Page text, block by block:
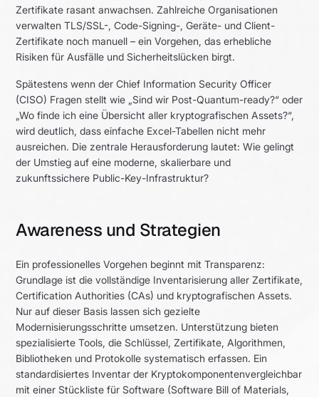
Zertifikate rasant anwachsen. Zahlreiche Organisationen
verwalten TLS/SSL-, Code-Signing-, Geräte- und Client-
Zertifikate noch manuell – ein Vorgehen, das erhebliche
Risiken für Ausfälle und Sicherheitslücken birgt.
Spätestens wenn der Chief Information Security Officer
(CISO) Fragen stellt wie „Sind wir Post-Quantum-ready?“ oder
„Wo finde ich eine Übersicht aller kryptografischen Assets?“,
wird deutlich, dass einfache Excel-Tabellen nicht mehr
ausreichen. Die zentrale Herausforderung lautet: Wie gelingt
der Umstieg auf eine moderne, skalierbare und
zukunftssichere Public-Key-Infrastruktur?
Awareness und Strategien
Ein professionelles Vorgehen beginnt mit Transparenz:
Grundlage ist die vollständige Inventarisierung aller Zertifikate,
Certification Authorities (CAs) und kryptografischen Assets.
Nur auf dieser Basis lassen sich gezielte
Modernisierungsschritte umsetzen. Unterstützung bieten
spezialisierte Tools, die Schlüssel, Zertifikate, Algorithmen,
Bibliotheken und Protokolle systematisch erfassen. Ein
standardisiertes Inventar der Kryptokomponentenvergleichbar
mit einer Stückliste für Software (Software Bill of Materials,